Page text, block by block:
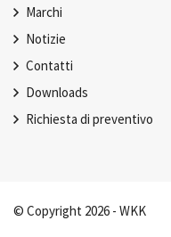
Marchi
Notizie
Contatti
Downloads
Richiesta di preventivo
© Copyright 2026 - WKK